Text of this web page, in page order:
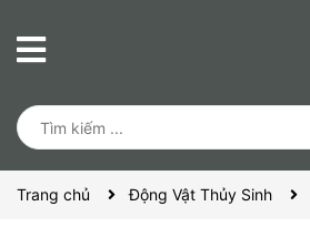
Trang chủ Động Vật Thủy Sinh